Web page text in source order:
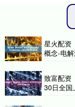
星火配资
概念-电
致富配资
30日全国